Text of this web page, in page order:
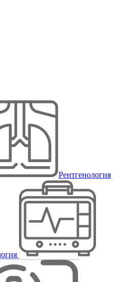
Рентгенология